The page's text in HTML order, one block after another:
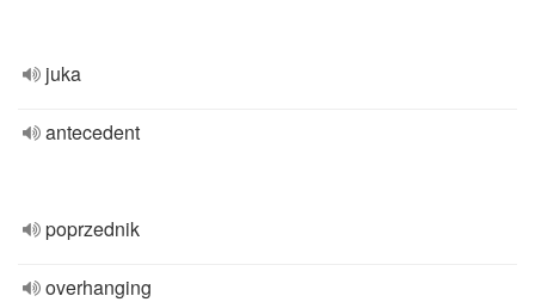
juka
antecedent
poprzednik
overhanging